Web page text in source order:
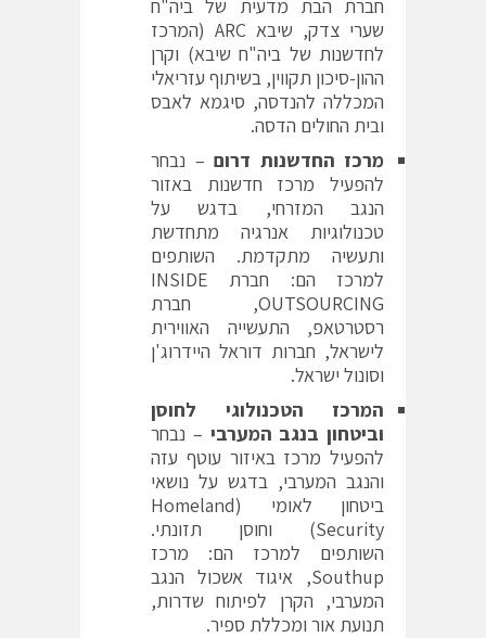
חברת הבת מדעית של ביה"ח
שערי צדק, שיבא ARC (המרכז
לחדשנות של ביה"ח שיבא) וקרן
ההון-סיכון תקווין, בשיתוף עזריאלי
המכללה להנדסה, סיגמא לאבס
ובית החולים הדסה.
מרכז החדשנות דרום – נבחר
להפעיל מרכז חדשנות באזור
הנגב המזרחי, בדגש על
טכנולוגיות אנרגיה מתחדשת
ותעשיה מתקדמת. השותפים
למרכז הם: חברת INSIDE
OUTSOURCING, חברת
רסטרטאפ, התעשייה האווירית
לישראל, חברות דוראל היידרוג'ן
וסונול ישראל.
המרכז הטכנולוגי לחוסן
וביטחון בנגב המערבי – נבחר
להפעיל מרכז באיזור עוטף עזה
והנגב המערבי, בדגש על נושאי
ביטחון לאומי (Homeland
Security) וחוסן תזונתי.
השותפים למרכז הם: מרכז
Southup, איגוד אשכול הנגב
המערבי, הקרן לפיתוח שדרות,
תנועת אור ומכללת ספיר.